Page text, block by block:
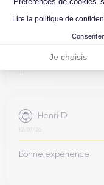
Lire la politique de
Je choisis
26/07/26
Merci beaucoup à
neuf comme la
...
Henri D.
12/07/26
Bonne expérience